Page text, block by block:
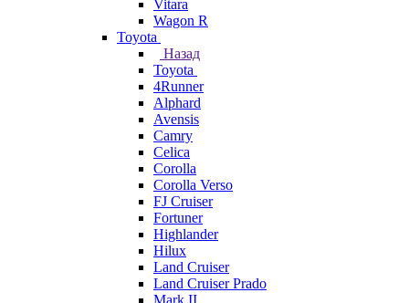
Vitara
Wagon R
Toyota
Назад
Toyota
4Runner
Alphard
Avensis
Camry
Celica
Corolla
Corolla Verso
FJ Cruiser
Fortuner
Highlander
Hilux
Land Cruiser
Land Cruiser Prado
Mark II